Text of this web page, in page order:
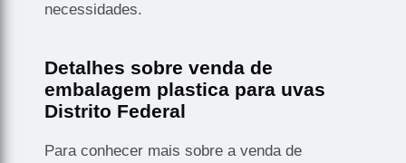
necessidades.
Detalhes sobre venda de
embalagem plastica para uvas
Distrito Federal
Para conhecer mais sobre a venda de